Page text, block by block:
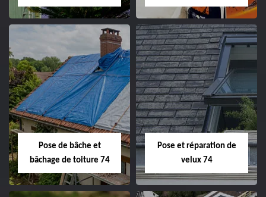
Pose de bâche et
bâchage de toiture 74
Pose et réparation de
velux 74